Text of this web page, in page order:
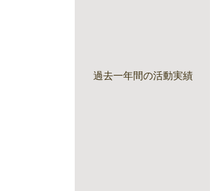
過去一年間の活動実績